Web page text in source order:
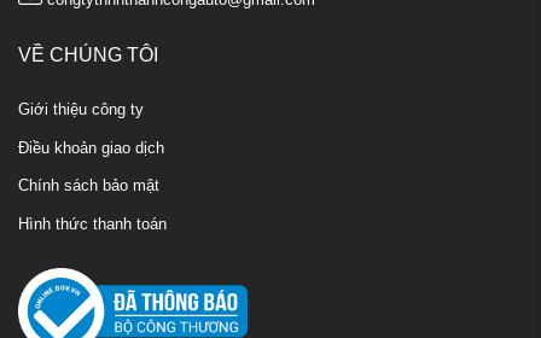
VỀ CHÚNG TÔI
Giới thiệu công ty
Điều khoản giao dịch
Chính sách bảo mật
Hình thức thanh toán